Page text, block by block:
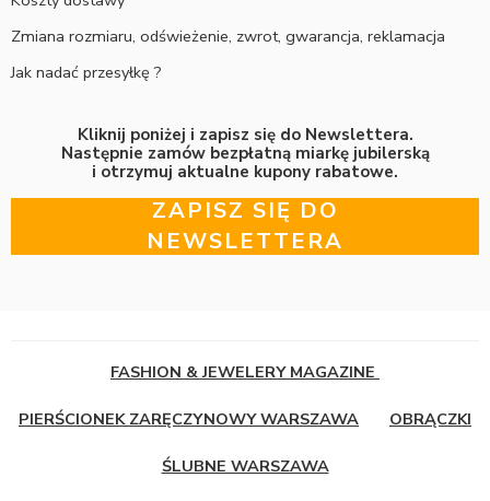
Zmiana rozmiaru, odświeżenie, zwrot, gwarancja, reklamacja
Jak nadać przesyłkę ?
Kliknij poniżej i zapisz się do Newslettera.
Następnie zamów bezpłatną miarkę jubilerską
i otrzymuj aktualne kupony rabatowe.
ZAPISZ SIĘ DO
NEWSLETTERA
FASHION & JEWELERY MAGAZINE
PIERŚCIONEK ZARĘCZYNOWY WARSZAWA OBRĄCZKI
ŚLUBNE WARSZAWA